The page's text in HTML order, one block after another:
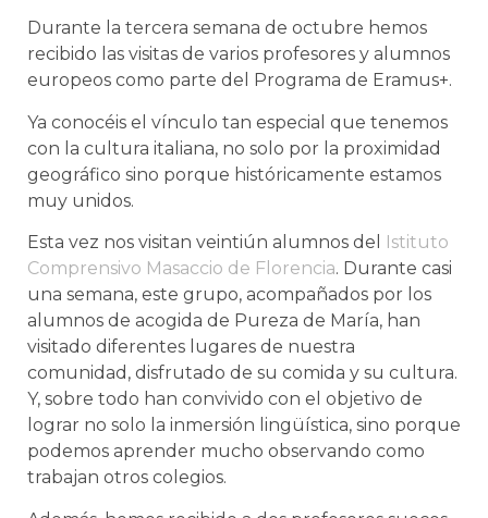
Durante la tercera semana de octubre hemos
recibido las visitas de varios profesores y alumnos
europeos como parte del Programa de Eramus+.
Ya conocéis el vínculo tan especial que tenemos
con la cultura italiana, no solo por la proximidad
geográfico sino porque históricamente estamos
muy unidos.
Esta vez nos visitan veintiún alumnos del
Istituto
Comprensivo Masaccio de Florencia. Durante casi
una semana, este grupo, acompañados por los
alumnos de acogida de Pureza de María, han
visitado diferentes lugares de nuestra
comunidad, disfrutado de su comida y su cultura.
Y, sobre todo han convivido con el objetivo de
lograr no solo la inmersión lingüística, sino porque
podemos aprender mucho observando como
trabajan otros colegios.